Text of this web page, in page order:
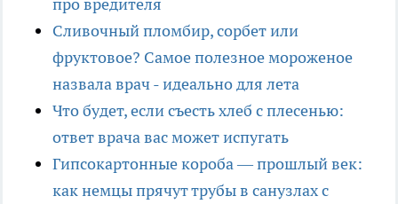
про вредителя
Сливочный пломбир, сорбет или
фруктовое? Самое полезное мороженое
назвала врач - идеально для лета
Что будет, если съесть хлеб с плесенью:
ответ врача вас может испугать
Гипсокартонные короба — прошлый век:
как немцы прячут трубы в санузлах с